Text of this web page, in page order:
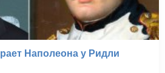
Наполеона у Ридли